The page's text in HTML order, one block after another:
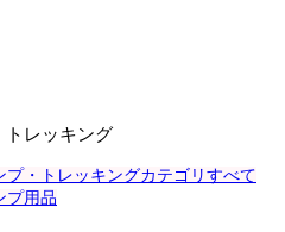
トレッキング
プ・トレッキングカテゴリすべて
プ用品